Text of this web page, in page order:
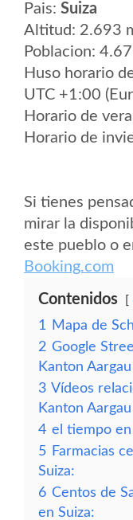
Pais: Suiza
Altitud: 2.693
Poblacion:
Huso horario
UTC +1:00
Horario de
Horario de
Si tienes
mirar la
este pueblo o
Booking.com
Contenidos
1
Mapa de
2 Google
Kanton
3 Vídeos
Kanton Aargau
4 el tiempo en
5 Farmacias
Suiza:
6 Centos de
en Suiza: